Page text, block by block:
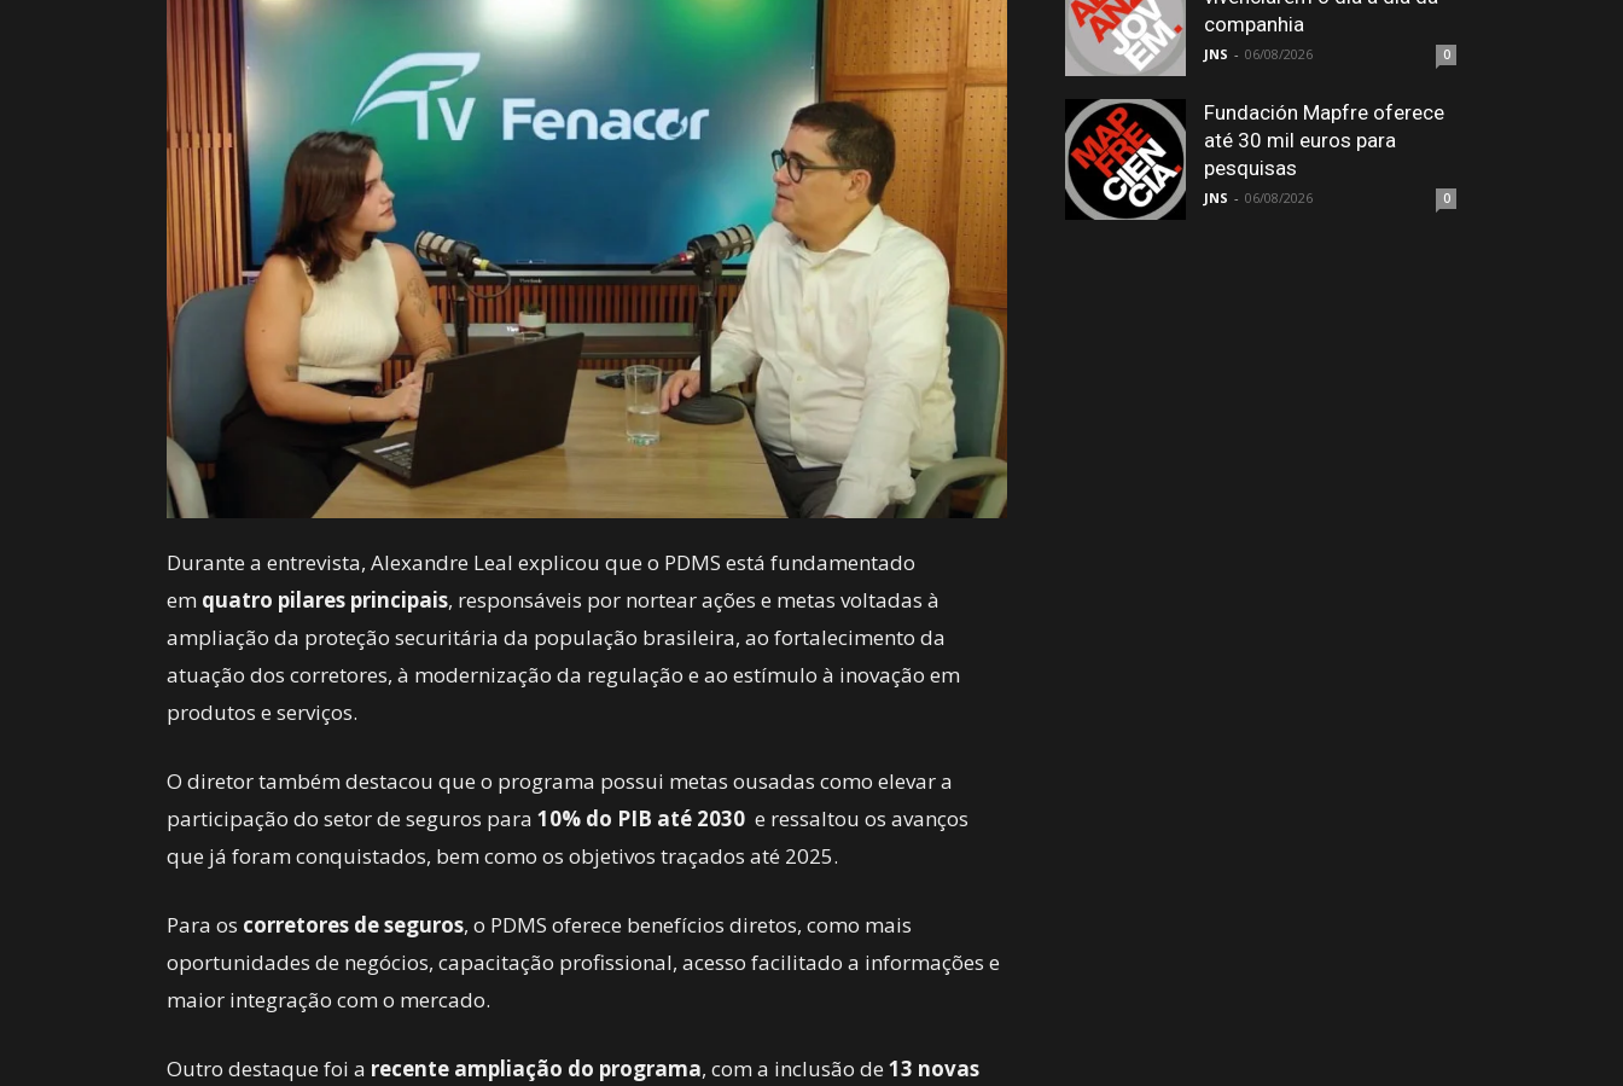
Durante a entrevista, Alexandre Leal explicou que o PDMS está fundamentado
em quatro pilares principais, responsáveis por nortear ações e metas voltadas à
ampliação da proteção securitária da população brasileira, ao fortalecimento da
atuação dos corretores, à modernização da regulação e ao estímulo à inovação em
produtos e serviços.
O diretor também destacou que o programa possui metas ousadas como elevar a
participação do setor de seguros para 10% do PIB até 2030 e ressaltou os avanços
que já foram conquistados, bem como os objetivos traçados até 2025.
Para os corretores de seguros, o PDMS oferece benefícios diretos, como mais
oportunidades de negócios, capacitação profissional, acesso facilitado a informações e
maior integração com o mercado.
Outro destaque foi a recente ampliação do programa, com a inclusão de 13 novas
companhia
JNS - 06/08/2026 0
Fundación Mapfre oferece
até 30 mil euros para
pesquisas
JNS - 06/08/2026 0